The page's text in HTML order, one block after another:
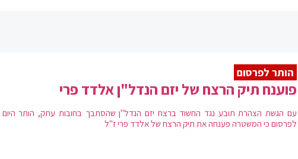
הותר לפרסום
פוענח תיק הרצח של יזם הנדל"ן אלדד פרי
עם הגשת הצהרת תובע נגד החשוד ברצח יזם הנדל"ן שהסתבך בחובות עתק, הותר היום
לפרסום כי המשטרה פענחה את תיק הרצח של אלדד פרי ז"ל